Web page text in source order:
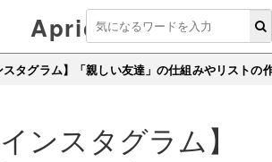
Aprico
スタグラム】「親しい友達」の仕組みやリスト
インスタグラム】